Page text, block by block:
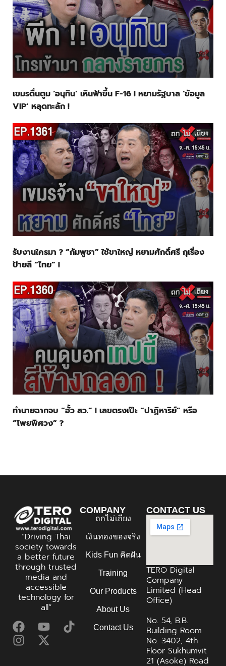
เขมรตื่นตูม ‘อนุทิน’ เหินฟ้าขึ้น F-16 ! หยามรัฐบาล ‘ข้อมูล
VIP’ หลุดทะลัก !
รับงานใครมา ? “กัมพูชา” ใช้ขาใหญ่ หยามศักดิ์ศรี กุเรื่อง
ป้ายสี “ไทย” !
ทำนายฉากจบ “ฮั้ว สว.” ! เลขตรงเป๊ะ “ปาฏิหาริย์” หรือ
“โพยพิศวง” ?
“Driving Thai
society towards
a better future
through trusted
media and
accessible
technology for
all”
COMPANY
ถกไม่เถียง
เงินทองของจริง
Kids Fun คิดฝัน
Training
Our Products
About Us
Contact Us
CONTACT US
TERO Digital
Company
Limited (Head
Office)
No. 54, B.B.
Building Room
No. 3402, 4th
Floor Sukhumvit
21 (Asoke) Road